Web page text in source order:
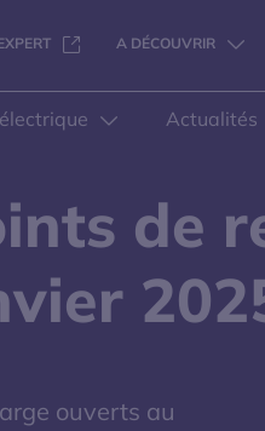
S'OUVRE DANS UNE
A DÉCOUVRIR
Actualités
de
ouverts au